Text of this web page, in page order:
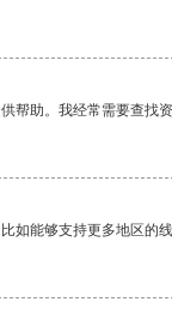
帮助。我经常需要查找
如能够支持更多地区的线